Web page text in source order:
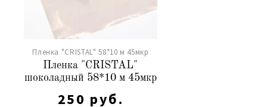
Пленка "CRISTAL" 58*10 м 45мкр
Пленка "CRISTAL"
шоколадный 58*10 м 45мкр
250 руб.